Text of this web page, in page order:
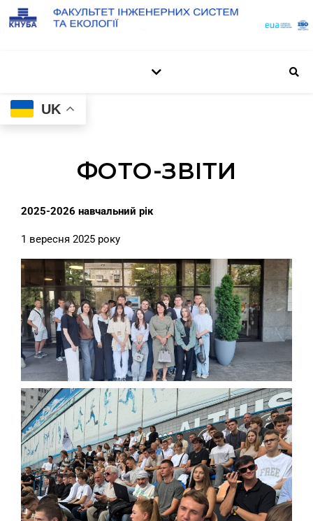
UK
ФОТО-ЗВІТИ
2025-2026 навчальний рік
1 вересня 2025 року